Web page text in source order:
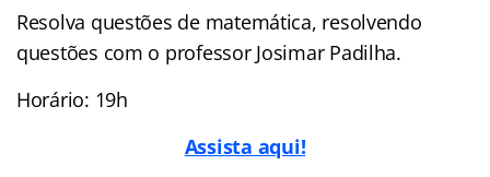
Resolva questões de matemática, resolvendo
questões com o professor Josimar Padilha.
Horário: 19h
Assista aqui!